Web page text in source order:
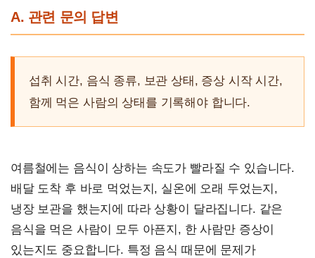
A. 관련 문의 답변
섭취 시간, 음식 종류, 보관 상태, 증상 시작 시간,
함께 먹은 사람의 상태를 기록해야 합니다.
여름철에는 음식이 상하는 속도가 빨라질 수 있습니다.
배달 도착 후 바로 먹었는지, 실온에 오래 두었는지,
냉장 보관을 했는지에 따라 상황이 달라집니다. 같은
음식을 먹은 사람이 모두 아픈지, 한 사람만 증상이
있는지도 중요합니다. 특정 음식 때문에 문제가